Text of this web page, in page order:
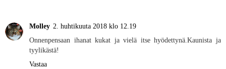
Molley 2. huhtikuuta 2018 klo 12.19
Onnenpensaan ihanat kukat ja vielä itse hyödettynä.Kaunista ja
tyylikästä!
Vastaa